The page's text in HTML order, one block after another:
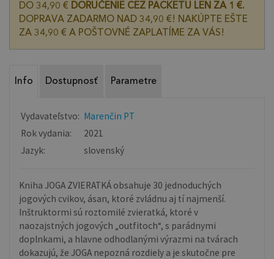
DO 34,90 € DORUČENIE CEZ PACKETU LEN ZA 1 €.
DOPRAVA ZADARMO NAD 34,90 €! NAKÚPTE EŠTE
ZA 34,90 € A POŠTOVNÉ ZAPLATÍME ZA VÁS!
Info Dostupnosť Parametre
Vydavateľstvo: Marenčin PT
Rok vydania:
2021
Jazyk:
slovenský
Kniha JOGA ZVIERATKÁ obsahuje 30 jednoduchých
jogových cvikov, ásan, ktoré zvládnu aj tí najmenší.
Inštruktormi sú roztomilé zvieratká, ktoré v
naozajstných jogových „outfitoch“, s parádnymi
doplnkami, a hlavne odhodlanými výrazmi na tvárach
dokazujú, že JOGA nepozná rozdiely a je skutočne pre